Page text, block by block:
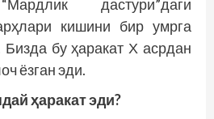
дастури”даги
кишини бир умрга
Бизда бу ҳаракат Х асрдан
ёзган эди.
ҳаракат эди?